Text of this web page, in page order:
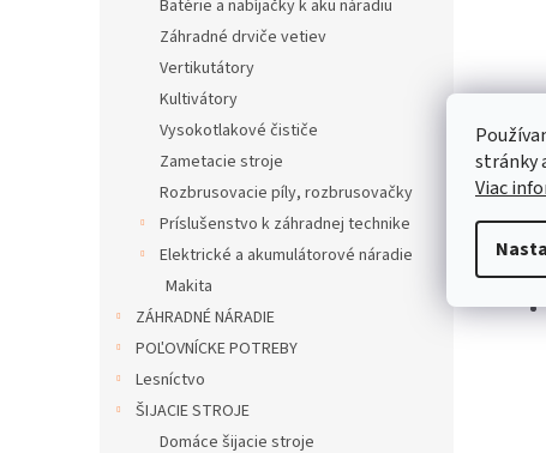
stránky
Viac
Batérie a nabíjačky k aku náradiu
Záhradné drviče vetiev
Vertikutátory
Kultivátory
Vysokotlakové čističe
Zametacie stroje
Rozbrusovacie píly, rozbrusovačky
Príslušenstvo k záhradnej technike
Elektrické a akumulátorové náradie
Makita
ZÁHRADNÉ NÁRADIE
POĽOVNÍCKE POTREBY
Lesníctvo
ŠIJACIE STROJE
Domáce šijacie stroje
Popis